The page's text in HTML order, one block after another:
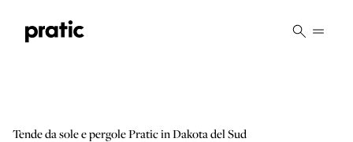
Tende da sole e pergole Pratic in Dakota del Sud